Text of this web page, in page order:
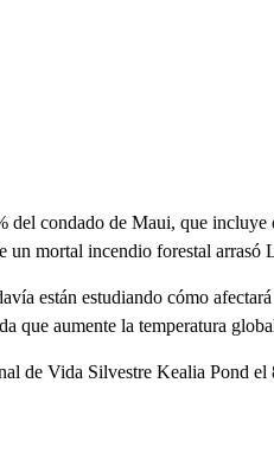
del condado de Maui, que incluye
un mortal incendio forestal arrasó
están estudiando cómo
que aumente la temperatura
de Vida Silvestre Kealia Pond